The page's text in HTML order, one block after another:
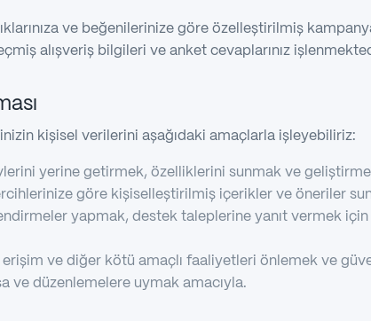
ve beğenilerinize göre özelleştirilmiş
alışveriş bilgileri ve anket cevaplarınız
kişisel verilerini aşağıdaki amaçlarla işleyebiliriz:
yerine getirmek, özelliklerini sunmak ve
göre kişiselleştirilmiş içerikler ve öneriler
yapmak, destek taleplerine yanıt vermek
erişim ve diğer kötü amaçlı faaliyetleri önlemek ve
ve düzenlemelere uymak amacıyla.